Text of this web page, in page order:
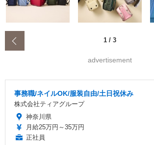
1 / 3
advertisement
事務職/ネイルOK/服装自由/土日祝休み
株式会社ティアグループ
神奈川県
月給25万円～35万円
正社員